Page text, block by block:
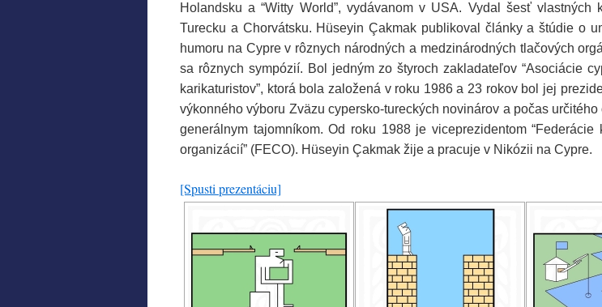
Holandsku a “Witty World”, vydávanom v USA. Vydal šesť vlastných
Turecku a Chorvátsku. Hüseyin Çakmak publikoval články a štúdie o
humoru na Cypre v rôznych národných a medzinárodných tlačových
sa rôznych sympózií. Bol jedným zo štyroch zakladateľov “Asociácie
karikaturistov”, ktorá bola založená v roku 1986 a 23 rokov bol jej
výkonného výboru Zväzu cypersko-tureckých novinárov a počas
generálnym tajomníkom. Od roku 1988 je viceprezidentom “Federácie
organizácií” (FECO). Hüseyin Çakmak žije a pracuje v Nikózii na Cypre.
[Spusti prezentáciu]